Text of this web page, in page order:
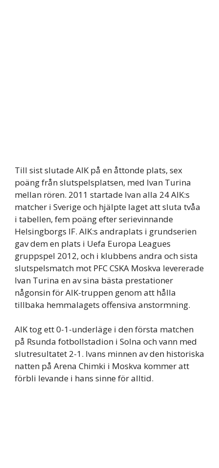
Till sist slutade AIK på en åttonde plats, sex
poäng från slutspelsplatsen, med Ivan Turina
mellan rören. 2011 startade Ivan alla 24 AIK:s
matcher i Sverige och hjälpte laget att sluta tvåa
i tabellen, fem poäng efter serievinnande
Helsingborgs IF. AIK:s andraplats i grundserien
gav dem en plats i Uefa Europa Leagues
gruppspel 2012, och i klubbens andra och sista
slutspelsmatch mot PFC CSKA Moskva levererade
Ivan Turina en av sina bästa prestationer
någonsin för AIK-truppen genom att hålla
tillbaka hemmalagets offensiva anstormning.
AIK tog ett 0-1-underläge i den första matchen
på Rsunda fotbollstadion i Solna och vann med
slutresultatet 2-1. Ivans minnen av den historiska
natten på Arena Chimki i Moskva kommer att
förbli levande i hans sinne för alltid.